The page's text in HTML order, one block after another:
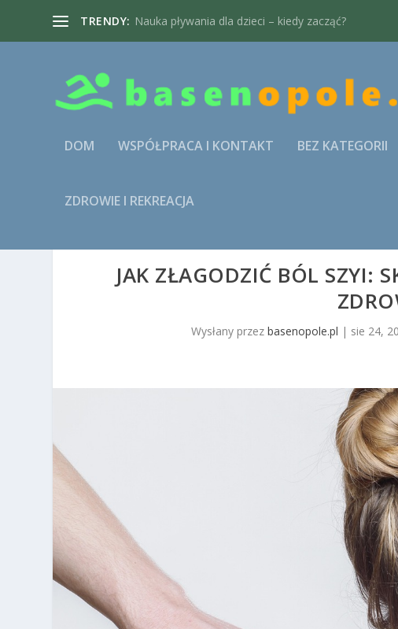
TRENDY: Nauka pływania dla dzieci – kiedy zacząć?
DOM WSPÓŁPRACA I KONTAKT BEZ KATEGORII
ZDROWIE I REKREACJA
JAK ZŁAGODZIĆ BÓL SZYI:
Wysłany przezbasenopole.pl | sie 24,